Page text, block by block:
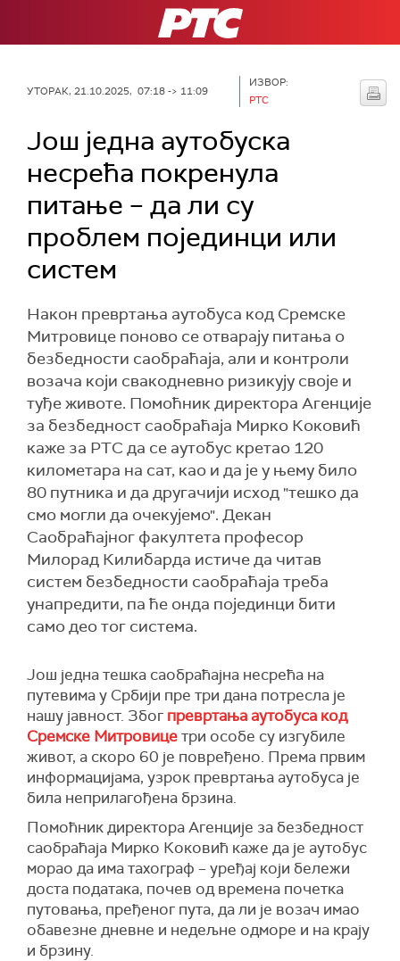
РТС
УТОРАК, 21.10.2025, 07:18 -> 11:09
ИЗВОР:
РТС
Још једна аутобуска
несрећа покренула
питање – да ли су
проблем појединци или
систем
Након превртања аутобуса код Сремске
Митровице поново се отварају питања о
безбедности саобраћаја, али и контроли
возача који свакодневно ризикују своје и
туђе животе. Помоћник директора Агенције
за безбедност саобраћаја Мирко Коковић
каже за РТС да се аутобус кретао 120
километара на сат, као и да је у њему било
80 путника и да другачији исход "тешко да
смо могли да очекујемо". Декан
Саобраћајног факултета професор
Милорад Килибарда истиче да читав
систем безбедности саобраћаја треба
унапредити, па ће онда појединци бити
само део тог система.
Још једна тешка саобраћајна несрећа на
путевима у Србији пре три дана потресла је
нашу јавност. Због превртања аутобуса код
Сремске Митровицетри особе су изгубиле
живот, а скоро 60 је повређено. Према првим
информацијама, узрок превртања аутобуса је
била неприлагођена брзина.
Помоћник директора Агенције за безбедност
саобраћаја Мирко Коковић каже да је аутобус
морао да има тахограф – уређај који бележи
доста података, почев од времена почетка
путовања, пређеног пута, да ли је возач имао
обавезне дневне и недељне одморе и на крају
и брзину.